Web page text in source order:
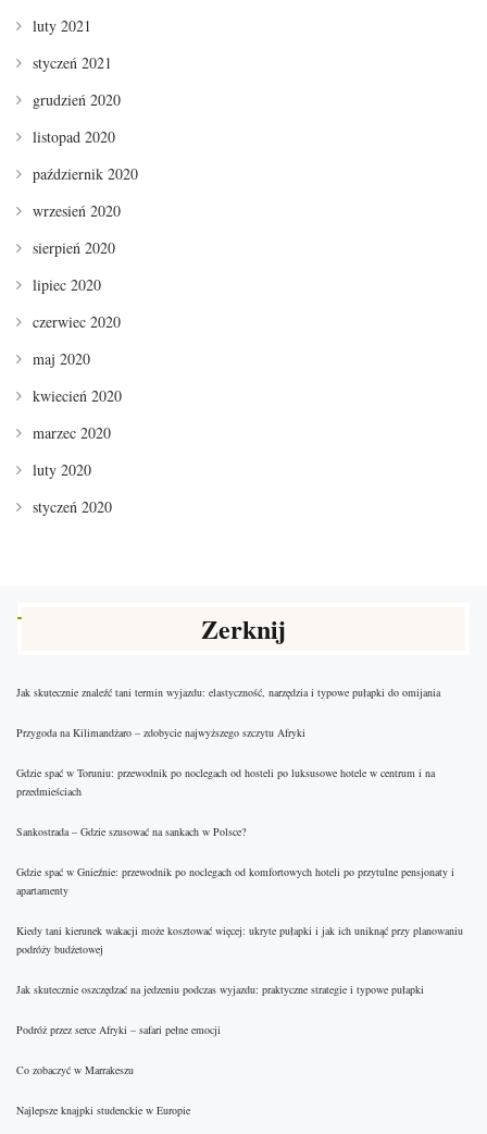
luty 2021
styczeń 2021
grudzień 2020
listopad 2020
październik 2020
wrzesień 2020
sierpień 2020
lipiec 2020
czerwiec 2020
maj 2020
kwiecień 2020
marzec 2020
luty 2020
styczeń 2020
Zerknij
Jak skutecznie znaleźć tani termin wyjazdu: elastyczność, narzędzia i typowe pułapki do omijania
Przygoda na Kilimandżaro – zdobycie najwyższego szczytu Afryki
Gdzie spać w Toruniu: przewodnik po noclegach od hosteli po luksusowe hotele w centrum i na
przedmieściach
Sankostrada – Gdzie szusować na sankach w Polsce?
Gdzie spać w Gnieźnie: przewodnik po noclegach od komfortowych hoteli po przytulne pensjonaty i
apartamenty
Kiedy tani kierunek wakacji może kosztować więcej: ukryte pułapki i jak ich uniknąć przy planowaniu
podróży budżetowej
Jak skutecznie oszczędzać na jedzeniu podczas wyjazdu: praktyczne strategie i typowe pułapki
Podróż przez serce Afryki – safari pełne emocji
Co zobaczyć w Marrakeszu
Najlepsze knajpki studenckie w Europie